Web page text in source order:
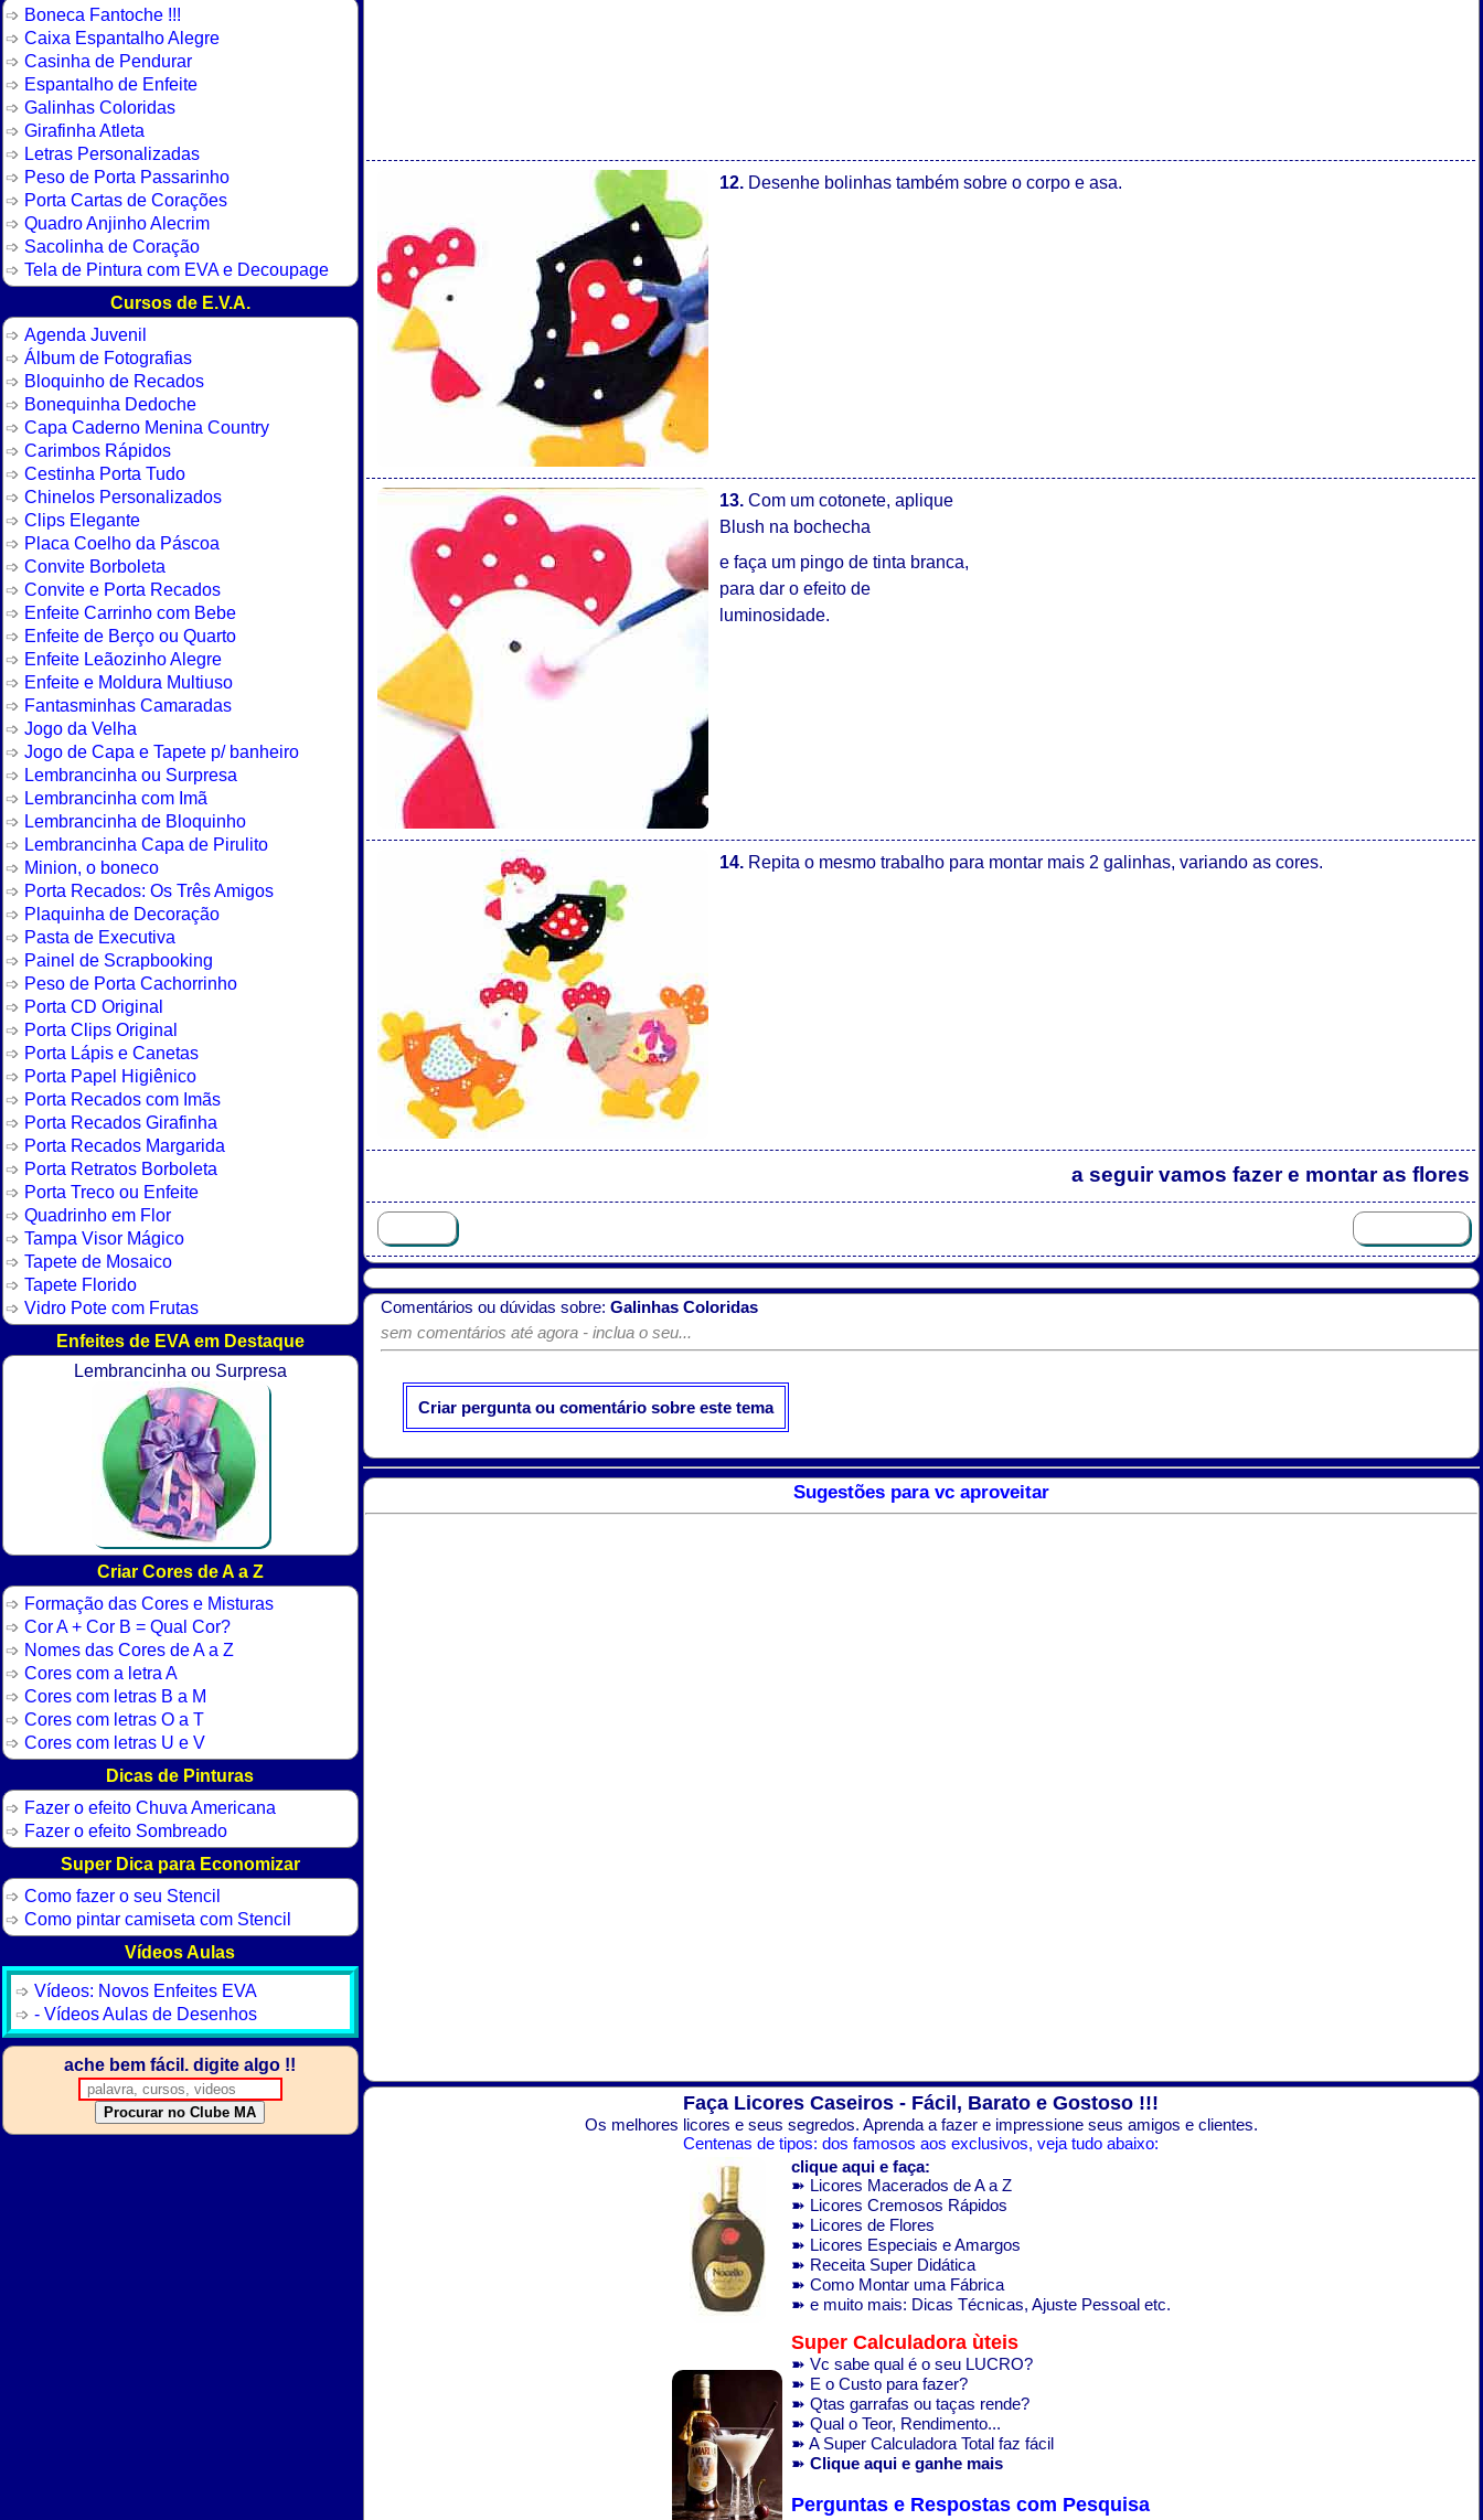
12. Desenhe bolinhas também sobre o corpo e asa.
13. Com um cotonete, aplique
Blush na bochecha
e faça um pingo de tinta branca,
para dar o efeito de
luminosidade.
14. Repita o mesmo trabalho para montar mais 2 galinhas, variando as cores.
a seguir vamos fazer e montar as flores
Comentários ou dúvidas sobre: Galinhas Coloridas
sem comentários até agora - inclua o seu...
Criar pergunta ou comentário sobre este tema
Sugestões para vc aproveitar
Faça Licores Caseiros - Fácil, Barato e Gostoso !!!
Os melhores licores e seus segredos. Aprenda a fazer e impressione seus amigos e clientes.
Centenas de tipos: dos famosos aos exclusivos, veja tudo abaixo:
clique aqui e faça:
➽ Licores Macerados de A a Z
➽ Licores Cremosos Rápidos
➽ Licores de Flores
➽ Licores Especiais e Amargos
➽ Receita Super Didática
➽ Como Montar uma Fábrica
➽ e muito mais: Dicas Técnicas, Ajuste Pessoal etc.
Super Calculadora ùteis
➽ Vc sabe qual é o seu LUCRO?
➽ E o Custo para fazer?
➽ Qtas garrafas ou taças rende?
➽ Qual o Teor, Rendimento...
➽ A Super Calculadora Total faz fácil
➽ Clique aqui e ganhe mais
Perguntas e Respostas com Pesquisa
Boneca Fantoche !!!
Caixa Espantalho Alegre
Casinha de Pendurar
Espantalho de Enfeite
Galinhas Coloridas
Girafinha Atleta
Letras Personalizadas
Peso de Porta Passarinho
Porta Cartas de Corações
Quadro Anjinho Alecrim
Sacolinha de Coração
Tela de Pintura com EVA e Decoupage
Cursos de E.V.A.
Agenda Juvenil
Álbum de Fotografias
Bloquinho de Recados
Bonequinha Dedoche
Capa Caderno Menina Country
Carimbos Rápidos
Cestinha Porta Tudo
Chinelos Personalizados
Clips Elegante
Placa Coelho da Páscoa
Convite Borboleta
Convite e Porta Recados
Enfeite Carrinho com Bebe
Enfeite de Berço ou Quarto
Enfeite Leãozinho Alegre
Enfeite e Moldura Multiuso
Fantasminhas Camaradas
Jogo da Velha
Jogo de Capa e Tapete p/ banheiro
Lembrancinha ou Surpresa
Lembrancinha com Imã
Lembrancinha de Bloquinho
Lembrancinha Capa de Pirulito
Minion, o boneco
Porta Recados: Os Três Amigos
Plaquinha de Decoração
Pasta de Executiva
Painel de Scrapbooking
Peso de Porta Cachorrinho
Porta CD Original
Porta Clips Original
Porta Lápis e Canetas
Porta Papel Higiênico
Porta Recados com Imãs
Porta Recados Girafinha
Porta Recados Margarida
Porta Retratos Borboleta
Porta Treco ou Enfeite
Quadrinho em Flor
Tampa Visor Mágico
Tapete de Mosaico
Tapete Florido
Vidro Pote com Frutas
Enfeites de EVA em Destaque
Lembrancinha ou Surpresa
Criar Cores de A a Z
Formação das Cores e Misturas
Cor A + Cor B = Qual Cor?
Nomes das Cores de A a Z
Cores com a letra A
Cores com letras B a M
Cores com letras O a T
Cores com letras U e V
Dicas de Pinturas
Fazer o efeito Chuva Americana
Fazer o efeito Sombreado
Super Dica para Economizar
Como fazer o seu Stencil
Como pintar camiseta com Stencil
Vídeos Aulas
Vídeos: Novos Enfeites EVA
- Vídeos Aulas de Desenhos
ache bem fácil. digite algo !!
Procurar no Clube MA